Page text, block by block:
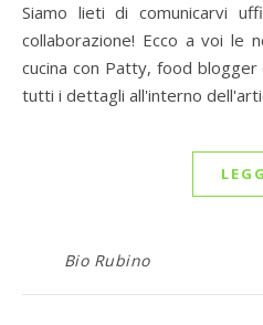
Siamo lieti di comunicarvi ufficialmente la nostra prima
collaborazione! Ecco a voi le
cucina con Patty, food blogger
tutti i dettagli all'interno
Bio Rubino